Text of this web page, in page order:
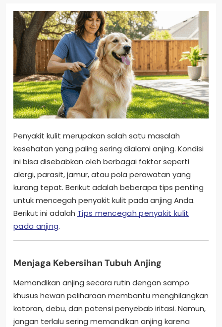
Penyakit kulit merupakan salah satu masalah
kesehatan yang paling sering dialami anjing. Kondisi
ini bisa disebabkan oleh berbagai faktor seperti
alergi, parasit, jamur, atau pola perawatan yang
kurang tepat. Berikut adalah beberapa tips penting
untuk mencegah penyakit kulit pada anjing Anda.
Berikut ini adalah Tips mencegah penyakit kulit
pada anjing.
Menjaga Kebersihan Tubuh Anjing
Memandikan anjing secara rutin dengan sampo
khusus hewan peliharaan membantu menghilangkan
kotoran, debu, dan potensi penyebab iritasi. Namun,
jangan terlalu sering memandikan anjing karena